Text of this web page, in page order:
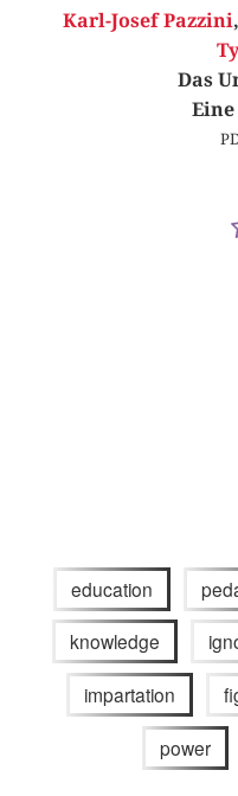
Karl-Josef Pazzini,
Das
education
knowledge
impartation
power